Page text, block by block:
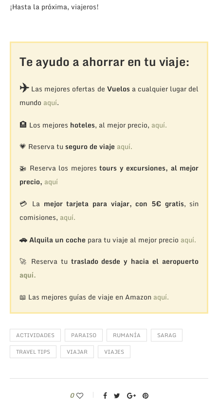
¡Hasta la próxima, viajeros!
Te ayudo a ahorrar en tu viaje:
✈️Las mejores ofertas de Vuelosa cualquier lugar del
mundo aquí.
🏨 Los mejores hoteles, al mejor precio, aquí.
💗 Reserva tu seguro de viaje aquí.
🚁 Reserva los mejorestours y excursiones, al mejor
precio, aquí
💳 La mejor tarjeta para viajar, con 5€ gratis, sin
comisiones, aquí.
🚗Alquila un coche para tu viaje al mejor precio aquí.
🚀 Reserva tu traslado desde y hacia el aeropuerto
aquí.
📖 Las mejores guías de viaje en Amazon aquí.
ACTIVIDADES PARAISO RUMANÍA
SARAG
TRAVEL TIPS
VIAJAR VIAJES
0